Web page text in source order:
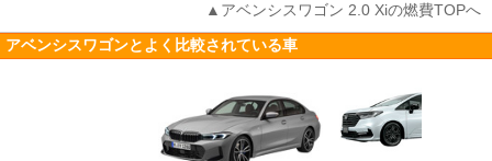
▲アベンシスワゴン 2.0 Xiの燃費TOPへ
アベンシスワゴンとよく比較されている車